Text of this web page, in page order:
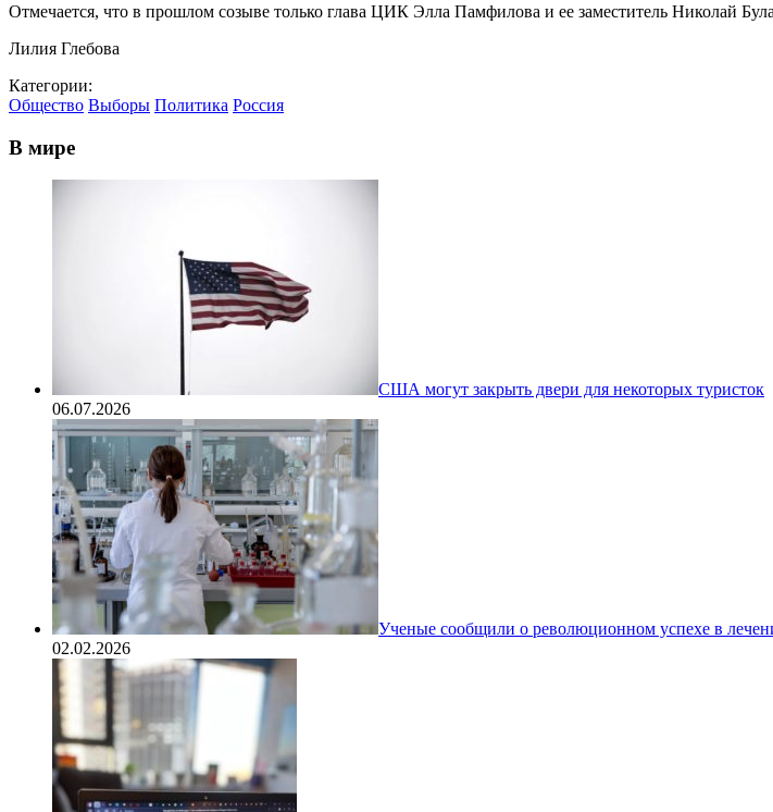
Отмечается, что в прошлом созыве только глава ЦИК Элла Памфилова и ее заместитель Николай
Лилия Глебова
Категории:
Общество Выборы Политика Россия
В мире
США могут закрыть двери для некоторых туристок
06.07.2026
Ученые сообщили о революционном успехе в
02.02.2026